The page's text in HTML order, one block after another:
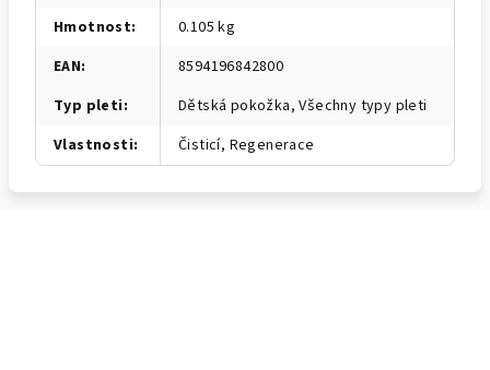
Hmotnost:
0.105 kg
EAN:
8594196842800
Typ pleti:
Dětská pokožka, Všechny typy pleti
Vlastnosti: Čisticí, Regenerace